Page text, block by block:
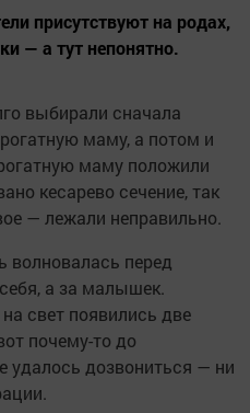
присутствуют на родах,
— а тут непонятно.
выбирали сначала
маму, а потом и
маму положили
кесарево сечение, так
— лежали неправильно.
волновалась перед
а за малышек.
свет появились две
почему-то до
удалось дозвониться — ни